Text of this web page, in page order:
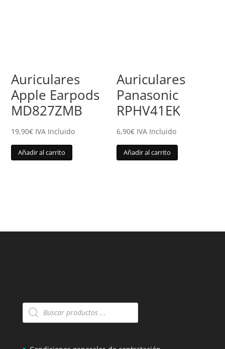
Auriculares
Apple Earpods
MD827ZMB
19,90€ IVA Incluido
Añadir al carrito
Auriculares
Panasonic
RPHV41EK
6,90€ IVA Incluido
Añadir al carrito
Búsqueda
de